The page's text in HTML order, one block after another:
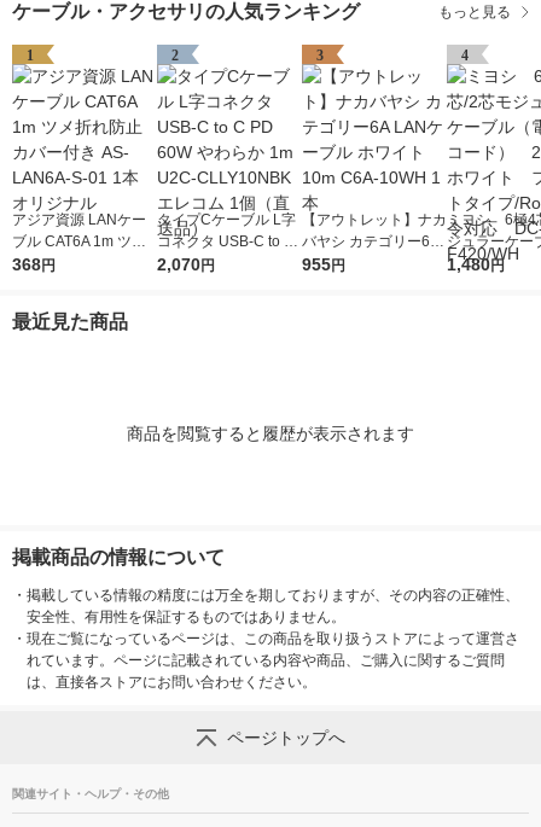
ケーブル・アクセサリの人気ランキング もっと見る
1
アジア資源 LANケー
ブル CAT6A 1m ツメ
折れ防止カバー付き A
368円
2
タイプCケーブル L字
コネクタ USB-C to C
PD 60W やわらか 1m
2,070円
3
【アウトレット】ナカ
バヤシ カテゴリー6A
LANケーブル ホワイ
955円
4
ミヨシ 6極4
ジュラーケー
話機コード
1,480円
最近見た商品
商品を閲覧すると履歴が表示されます
掲載商品の情報について
・ 掲載している情報の精度には万全を期しておりますが、その内容の正確性、
安全性、有用性を保証するものではありません。
・ 現在ご覧になっているページは、この商品を取り扱うストアによって運営さ
れています。ページに記載されている内容や商品、ご購入に関するご質問
は、直接各ストアにお問い合わせください。
ページトップへ
関連サイト・ヘルプ・その他